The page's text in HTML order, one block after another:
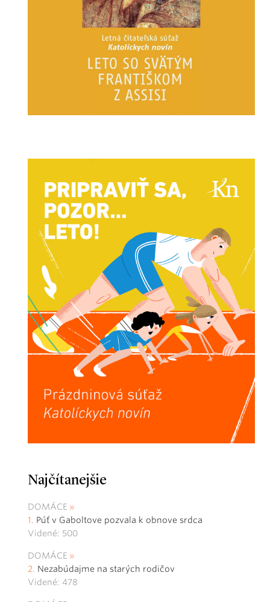
Najčítanejšie
DOMÁCE
Púť v Gaboltove pozvala k obnove srdca
Videné: 500
DOMÁCE
Nezabúdajme na starých rodičov
Videné: 478